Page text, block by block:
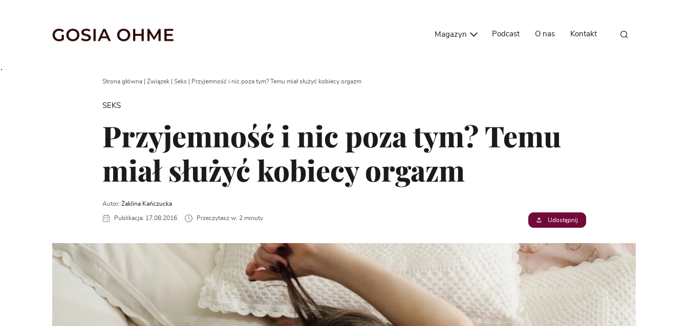
Magazyn
Podcast O nas Kontakt
Przejdź do treści
Strona główna| Związek| Seks Przyjemność i nic poza tym? Temu miał służyć kobiecy orgazm
SEKS
Przyjemność i nic poza tym? Temu
miał służyć kobiecy orgazm
Autor: Żaklina Kańczucka
Publikacja: 17.08.2016 Przeczytasz w: 2 minuty Udostępnij